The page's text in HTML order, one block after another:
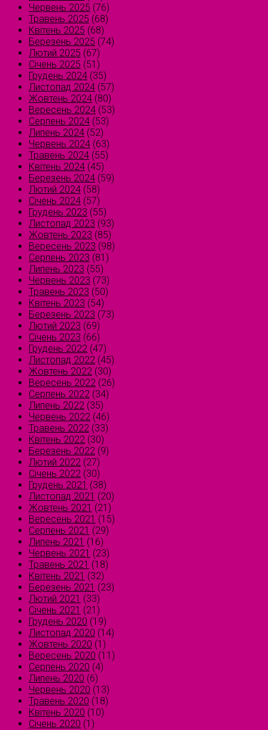
Червень 2025 (76)
Травень 2025 (68)
Квітень 2025 (68)
Березень 2025 (74)
Лютий 2025 (67)
Січень 2025 (51)
Грудень 2024 (35)
Листопад 2024 (57)
Жовтень 2024 (80)
Вересень 2024 (53)
Серпень 2024 (53)
Липень 2024 (52)
Червень 2024 (63)
Травень 2024 (55)
Квітень 2024 (45)
Березень 2024 (59)
Лютий 2024 (58)
Січень 2024 (57)
Грудень 2023 (55)
Листопад 2023 (93)
Жовтень 2023 (85)
Вересень 2023 (98)
Серпень 2023 (81)
Липень 2023 (55)
Червень 2023 (73)
Травень 2023 (50)
Квітень 2023 (54)
Березень 2023 (73)
Лютий 2023 (69)
Січень 2023 (66)
Грудень 2022 (47)
Листопад 2022 (45)
Жовтень 2022 (30)
Вересень 2022 (26)
Серпень 2022 (34)
Липень 2022 (35)
Червень 2022 (46)
Травень 2022 (33)
Квітень 2022 (30)
Березень 2022 (9)
Лютий 2022 (27)
Січень 2022 (30)
Грудень 2021 (38)
Листопад 2021 (20)
Жовтень 2021 (21)
Вересень 2021 (15)
Серпень 2021 (29)
Липень 2021 (16)
Червень 2021 (23)
Травень 2021 (18)
Квітень 2021 (32)
Березень 2021 (23)
Лютий 2021 (33)
Січень 2021 (21)
Грудень 2020 (19)
Листопад 2020 (14)
Жовтень 2020 (1)
Вересень 2020 (11)
Серпень 2020 (4)
Липень 2020 (6)
Червень 2020 (13)
Травень 2020 (18)
Квітень 2020 (10)
Січень 2020 (1)